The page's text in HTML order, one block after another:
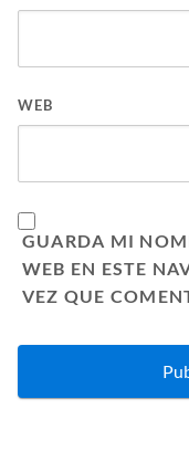
WEB
GUARDA MI
WEB EN ESTE
VEZ QUE